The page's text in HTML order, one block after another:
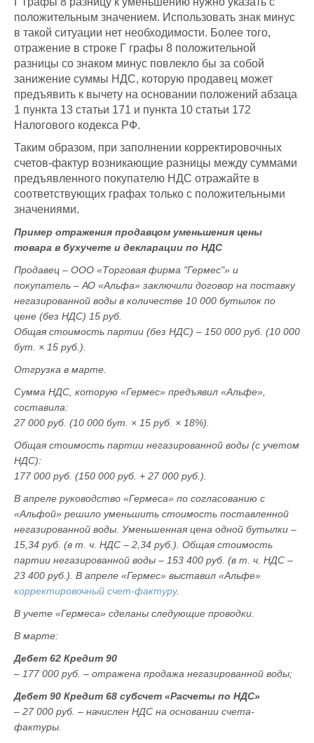
положительным значением. Использовать знак минус
в такой ситуации нет необходимости. Более того,
отражение в строке Г графы 8 положительной
разницы со знаком минус повлекло бы за собой
занижение суммы НДС, которую продавец может
предъявить к вычету на основании положений абзаца
1 пункта 13 статьи 171 и пункта 10 статьи 172
Налогового кодекса РФ.
Таким образом, при заполнении корректировочных
счетов-фактур возникающие разницы между суммами
предъявленного покупателю НДС отражайте в
соответствующих графах только с положительными
значениями.
Пример отражения продавцом уменьшения цены
товара в бухучете и декларации по НДС
Продавец – ООО «Торговая фирма "Гермес"» и
покупатель – АО «Альфа» заключили договор на поставку
негазированной воды в количестве 10 000 бутылок по
цене (без НДС) 15 руб.
Общая стоимость партии (без НДС) – 150 000 руб. (10 000
бут. × 15 руб.).
Отгрузка в марте.
Сумма НДС, которую «Гермес» предъявил «Альфе»,
составила:
27 000 руб. (10 000 бут. × 15 руб. × 18%).
Общая стоимость партии негазированной воды (с учетом
НДС):
177 000 руб. (150 000 руб. + 27 000 руб.).
В апреле руководство «Гермеса» по согласованию с
«Альфой» решило уменьшить стоимость поставленной
негазированной воды. Уменьшенная цена одной бутылки –
15,34 руб. (в т. ч. НДС – 2,34 руб.). Общая стоимость
партии негазированной воды – 153 400 руб. (в т. ч. НДС –
23 400 руб.). В апреле «Гермес» выставил «Альфе»
корректировочный счет-фактуру.
В учете «Гермеса» сделаны следующие проводки.
В марте:
Дебет 62 Кредит 90
– 177 000 руб. – отражена продажа негазированной воды;
Дебет 90 Кредит 68 субсчет «Расчеты по НДС»
– 27 000 руб. – начислен НДС на основании счета-
фактуры.